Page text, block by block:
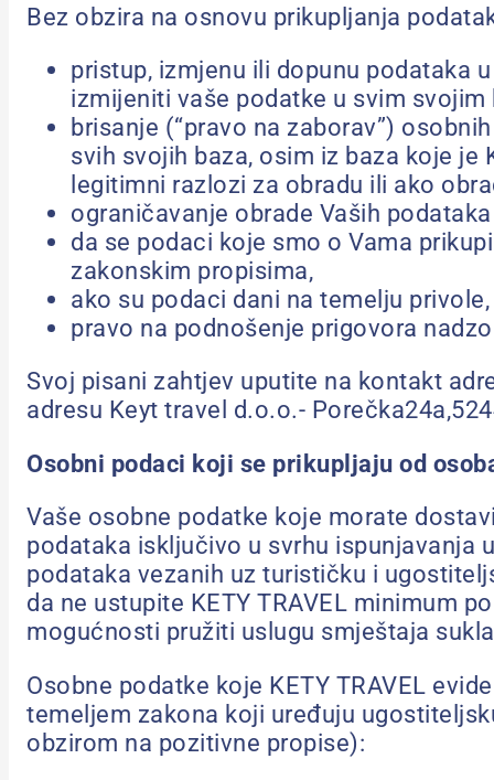
Bez obzira na osnovu prikupljanja
pristup, izmjenu ili dopunu podataka
izmijeniti vaše podatke u svim
brisanje (“pravo na zaborav”)
svih svojih baza, osim iz baza koje
legitimni razlozi za obradu ili ako
ograničavanje obrade Vaših
da se podaci koje smo o Vama
zakonskim propisima,
ako su podaci dani na temelju
pravo na podnošenje prigovora
Svoj pisani zahtjev uputite na kontakt
adresu Keyt travel d.o.o.-
Osobni podaci koji se prikupljaju od
Vaše osobne podatke koje morate
podataka isključivo u svrhu ispunjavanja
podataka vezanih uz turističku i
da ne ustupite KETY TRAVEL minimum
mogućnosti pružiti uslugu smještaja
Osobne podatke koje KETY TRAVEL
temeljem zakona koji uređuju
obzirom na pozitivne propise):